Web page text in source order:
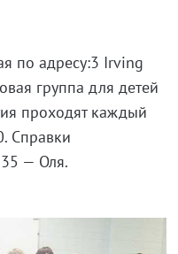
по адресу:3 Irving
группа для детей
проходят каждый
Справки
— Оля.